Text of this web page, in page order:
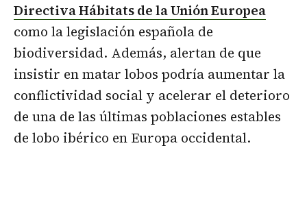
Directiva Hábitats de la Unión Europea
como la legislación española de
biodiversidad. Además, alertan de que
insistir en matar lobos podría aumentar la
conflictividad social y acelerar el deterioro
de una de las últimas poblaciones estables
de lobo ibérico en Europa occidental.